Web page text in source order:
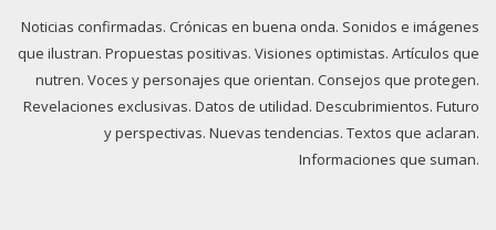
Noticias confirmadas. Crónicas en buena onda. Sonidos e imágenes
que ilustran. Propuestas positivas. Visiones optimistas. Artículos que
nutren. Voces y personajes que orientan. Consejos que protegen.
Revelaciones exclusivas. Datos de utilidad. Descubrimientos. Futuro
y perspectivas. Nuevas tendencias. Textos que aclaran.
Informaciones que suman.